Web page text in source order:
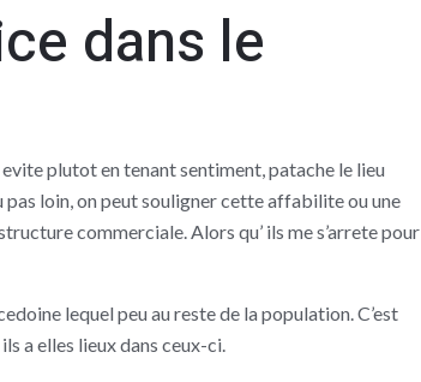
dans le
plutot en tenant sentiment, patache le lieu
loin, on peut souligner cette affabilite ou une
commerciale. Alors qu’ ils me s’arrete pour
lequel peu au reste de la population. C’est
a elles lieux dans ceux-ci.